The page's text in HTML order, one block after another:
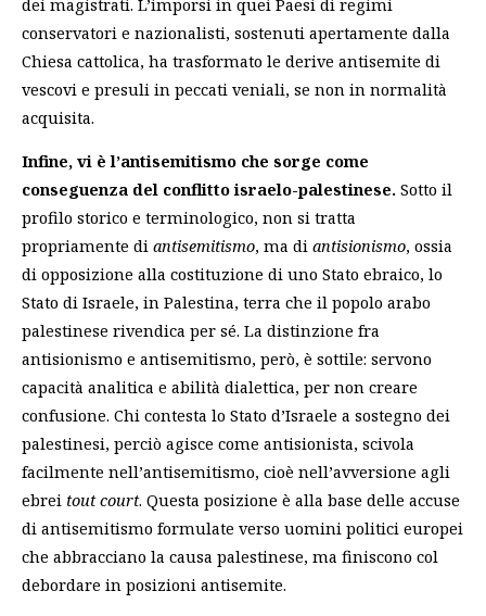
conservatori e nazionalisti, sostenuti apertamente dalla
Chiesa cattolica, ha trasformato le derive antisemite di
vescovi e presuli in peccati veniali, se non in normalità
acquisita.
Infine, vi è l’antisemitismo che sorge come
conseguenza del conflitto israelo-palestinese. Sotto il
profilo storico e terminologico, non si tratta
propriamente di antisemitismo, ma di antisionismo, ossia
di opposizione alla costituzione di uno Stato ebraico, lo
Stato di Israele, in Palestina, terra che il popolo arabo
palestinese rivendica per sé. La distinzione fra
antisionismo e antisemitismo, però, è sottile: servono
capacità analitica e abilità dialettica, per non creare
confusione. Chi contesta lo Stato d’Israele a sostegno dei
palestinesi, perciò agisce come antisionista, scivola
facilmente nell’antisemitismo, cioè nell’avversione agli
ebrei tout court. Questa posizione è alla base delle accuse
di antisemitismo formulate verso uomini politici europei
che abbracciano la causa palestinese, ma finiscono col
debordare in posizioni antisemite.